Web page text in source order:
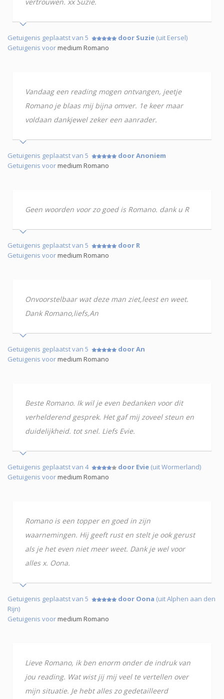
Getuigenis geplaatst van 5 door Suzie (uit Eersel)
Getuigenis voormedium Romano
Vandaag een reading mogen ontvangen, jeetje
Romano je blaas mij bijna omver. 1e keer maar
voldaan dankjewel zeker een aanrader.
Getuigenis geplaatst van 5
door Anoniem
Getuigenis voormedium Romano
Geen woorden voor zo goed is Romano. dank u R
Getuigenis geplaatst van 5
door R
Getuigenis voormedium Romano
Onvoorstelbaar wat deze man ziet,leest en weet.
Dank Romano,liefs,An
Getuigenis geplaatst van 5
door An
Getuigenis voormedium Romano
Beste Romano. Ik wil je even bedanken voor dit
verhelderend gesprek. Het gaf mij zoveel steun en
duidelijkheid. tot snel. Liefs Evie.
Getuigenis geplaatst van 4 door Evie (uit Wormerland)
Getuigenis voormedium Romano
Romano is een topper en goed in zijn
waarnemingen. Hij geeft rust en stelt je ook gerust
als je het even niet meer weet. Dank je wel voor
alles x. Oona.
Getuigenis geplaatst van 5 door Oona (uit Alphen aan den
Rijn)
Getuigenis voormedium Romano
Lieve Romano, ik ben enorm onder de indruk van
jou reading. Wat wist jij mij veel te vertellen over
mijn situatie. Je hebt alles zo gedetailleerd